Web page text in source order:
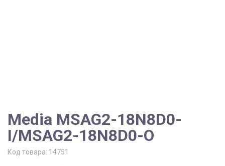
Media MSAG2-18N8D0-
I/MSAG2-18N8D0-O
Код товара: 14751